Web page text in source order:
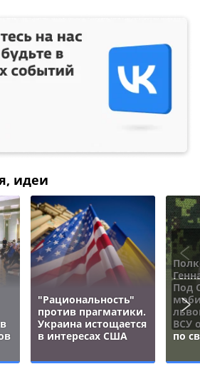
идеи
"Рациональность"
против прагматики.
Украина истощается
в интересах США
Под
ВСУ
по